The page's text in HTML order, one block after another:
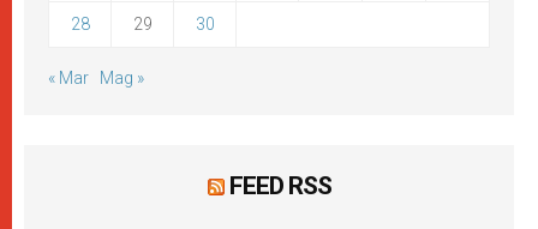
28 29 30
« Mar Mag »
FEED RSS